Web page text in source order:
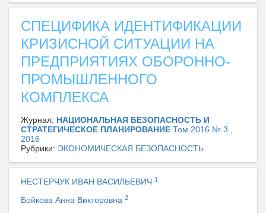
СПЕЦИФИКА ИДЕНТИФИКАЦИИ
КРИЗИСНОЙ СИТУАЦИИ НА
ПРЕДПРИЯТИЯХ ОБОРОННО-
ПРОМЫШЛЕННОГО
КОМПЛЕКСА
Журнал: НАЦИОНАЛЬНАЯ БЕЗОПАСНОСТЬ И
СТРАТЕГИЧЕСКОЕ ПЛАНИРОВАНИЕ Том 2016 № 3 ,
2016
Рубрики: ЭКОНОМИЧЕСКАЯ БЕЗОПАСНОСТЬ
НЕСТЕРЧУК ИВАН ВАСИЛЬЕВИЧ 1
Бойкова Анна Викторовна 2